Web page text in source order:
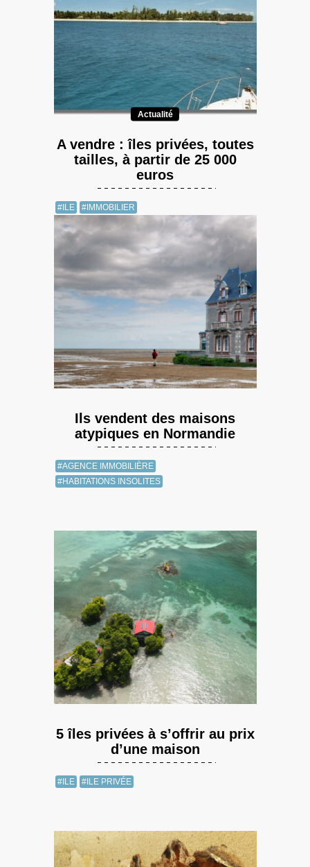
Actualité
A vendre : îles privées, toutes
tailles, à partir de 25 000
euros
#ILE #IMMOBILIER
Ils vendent des maisons
atypiques en Normandie
#AGENCE IMMOBILIÈRE
#HABITATIONS INSOLITES
5 îles privées à s’offrir au prix
d’une maison
#ILE #ILE PRIVÉE